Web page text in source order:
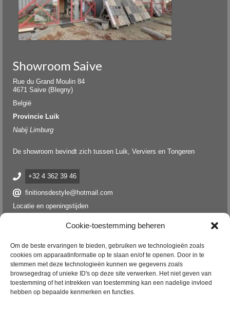
Cookie-toestemming beheren
Om de beste ervaringen te bieden, gebruiken we technologieën zoals
cookies om apparaatinformatie op te slaan en/of te openen. Door in te
stemmen met deze technologieën kunnen we gegevens zoals
browsegedrag of unieke ID's op deze site verwerken. Het niet geven van
toestemming of het intrekken van toestemming kan een nadelige invloed
hebben op bepaalde kenmerken en functies.
Showroom Saive
Rue du Grand Moulin 84
4671 Saive (Blegny)
België
Provincie Luik
Nabij Limburg
De showroom bevindt zich tussen Luik, Verviers en Tongeren
+32 4 362 39 46
finitionsdestyle@hotmail.com
Locatie en openingstijden